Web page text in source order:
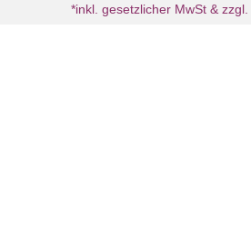
*inkl. gesetzlicher MwSt & zzgl.